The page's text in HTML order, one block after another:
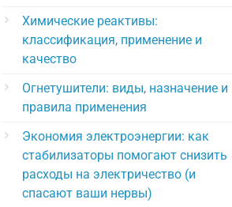
Химические реактивы:
классификация, применение и
качество
Огнетушители: виды, назначение и
правила применения
Экономия электроэнергии: как
стабилизаторы помогают снизить
расходы на электричество (и
спасают ваши нервы)